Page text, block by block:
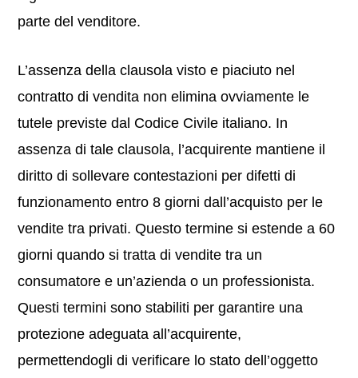
parte del venditore.
L’assenza della clausola visto e piaciuto nel
contratto di vendita non elimina ovviamente le
tutele previste dal Codice Civile italiano. In
assenza di tale clausola, l’acquirente mantiene il
diritto di sollevare contestazioni per difetti di
funzionamento entro 8 giorni dall’acquisto per le
vendite tra privati. Questo termine si estende a 60
giorni quando si tratta di vendite tra un
consumatore e un’azienda o un professionista.
Questi termini sono stabiliti per garantire una
protezione adeguata all’acquirente,
permettendogli di verificare lo stato dell’oggetto